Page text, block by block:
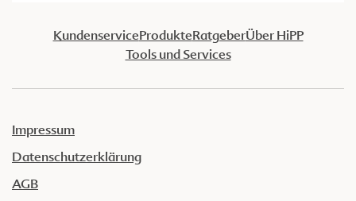
KundenserviceProdukteRatgeberÜber HiPP
Tools und Services
Impressum
Datenschutzerklärung
AGB